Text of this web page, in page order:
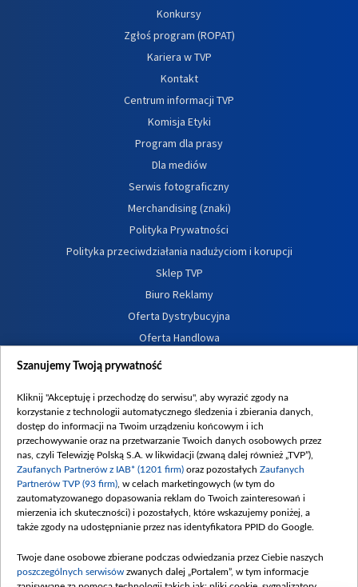
Konkursy
Zgłoś program (ROPAT)
Kariera w TVP
Kontakt
Centrum informacji TVP
Komisja Etyki
Program dla prasy
Dla mediów
Serwis fotograficzny
Merchandising (znaki)
Polityka Prywatności
Polityka przeciwdziałania nadużyciom i korupcji
Sklep TVP
Biuro Reklamy
Oferta Dystrybucyjna
Oferta Handlowa
Dostępność
Procedura zgłoszeń wewnętrznych
Szanujemy Twoją prywatność
Kliknij "Akceptuję i przechodzę do serwisu", aby wyrazić zgody na
korzystanie z technologii automatycznego śledzenia i zbierania danych,
dostęp do informacji na Twoim urządzeniu końcowym i ich
przechowywanie oraz na przetwarzanie Twoich danych osobowych przez
nas, czyli Telewizję Polską S.A. w likwidacji (zwaną dalej również „TVP”),
Zaufanych Partnerów z IAB* (1201 firm) oraz pozostałych Zaufanych
Partnerów TVP (93 firm) , w celach marketingowych (w tym do
zautomatyzowanego dopasowania reklam do Twoich zainteresowań i
mierzenia ich skuteczności) i pozostałych, które wskazujemy poniżej, a
także zgody na udostępnianie przez nas identyfikatora PPID do Google.
Twoje dane osobowe zbierane podczas odwiedzania przez Ciebie naszych
poszczególnych serwisów zwanych dalej „Portalem”, w tym informacje